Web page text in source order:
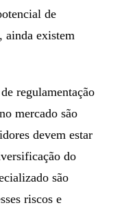
de
ainda existem
regulamentação
mercado são
devem estar
do
são
riscos e